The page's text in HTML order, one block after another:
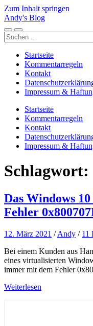
Zum Inhalt springen
Andy's Blog
Mobile-
Menü
Suchfeld
ein-/ausblenden
Suchen
nach:
Startseite
Kommentarregeln
Kontakt
Impressum &
Startseite
Kommentarregeln
Kontakt
Impressum &
Schlagwort:
Das Windows
Fehler
12. März 2021 /Andy / 11
Bei einem Kunden aus
eines virtualisierten
immer mit dem Fehler
Weiterlesen